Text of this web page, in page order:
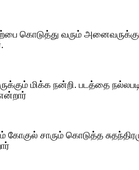
கொடுத்து வரும்
மிக்க நன்றி. படத்தை
சாரும் கொடுத்த